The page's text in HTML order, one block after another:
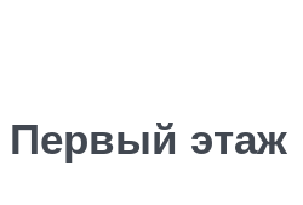
Первый этаж